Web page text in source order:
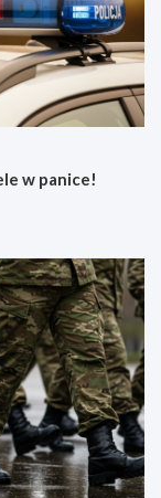
w panice!